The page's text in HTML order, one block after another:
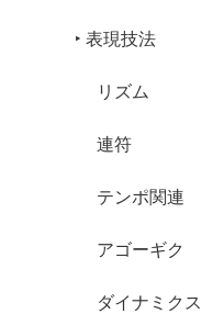
‣ 表現技法
リズム
連符
テンポ関連
アゴーギク
ダイナミクス